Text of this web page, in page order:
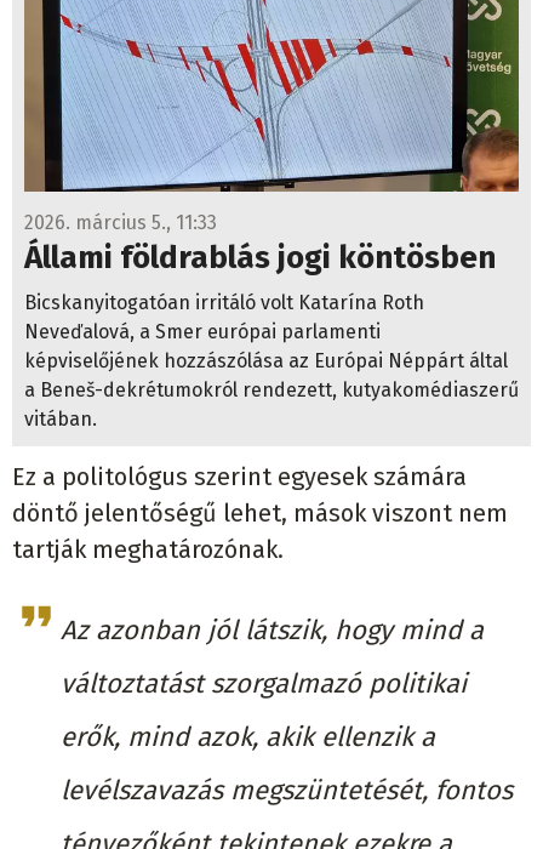
2026. március 5., 11:33
Állami földrablás jogi köntösben
Bicskanyitogatóan irritáló volt Katarína Roth
Neveďalová, a Smer európai parlamenti
képviselőjének hozzászólása az Európai Néppárt által
a Beneš-dekrétumokról rendezett, kutyakomédiaszerű
vitában.
Ez a politológus szerint egyesek számára
döntő jelentőségű lehet, mások viszont nem
tartják meghatározónak.
Az azonban jól látszik, hogy mind a
változtatást szorgalmazó politikai
erők, mind azok, akik ellenzik a
levélszavazás megszüntetését, fontos